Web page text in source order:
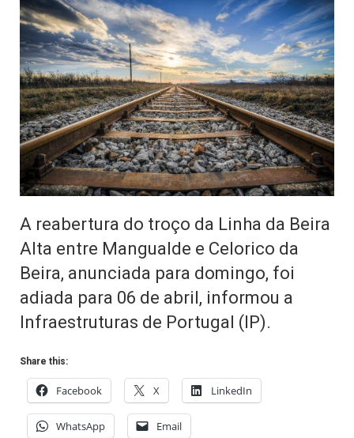
A reabertura do troço da Linha da Beira
Alta entre Mangualde e Celorico da
Beira, anunciada para domingo, foi
adiada para 06 de abril, informou a
Infraestruturas de Portugal (IP).
Share this:
Facebook X LinkedIn
WhatsApp Email